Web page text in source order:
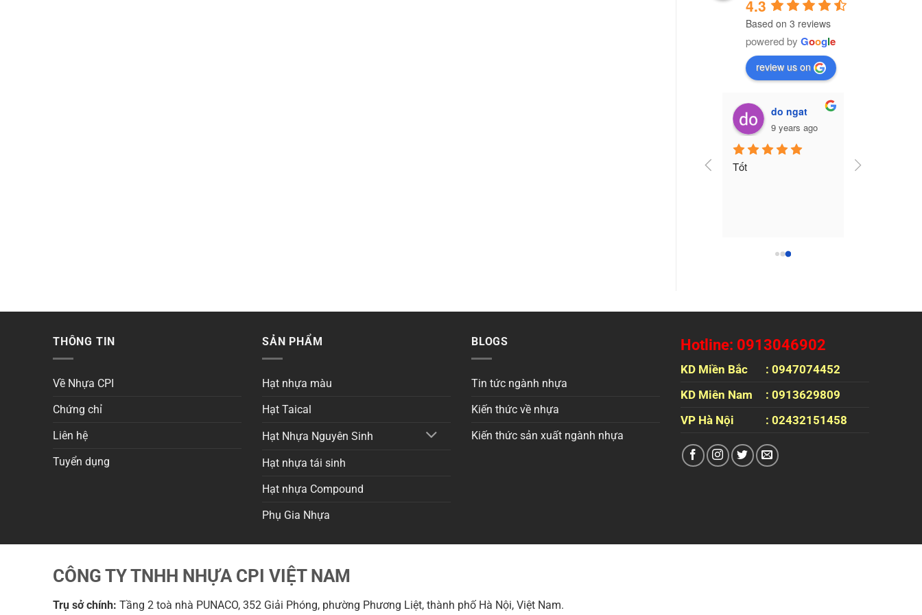
4.3
Based on 3 reviews
powered by Google
review us on
Công ty nhựa CPI Việt
do ngat
9 years ago
Tốt
THÔNG TIN
Về Nhựa CPI
Chứng chỉ
Liên hệ
Tuyển dụng
SẢN PHẨM
Hạt nhựa màu
Hạt Taical
Hạt Nhựa Nguyên Sinh
Hạt nhựa tái sinh
Hạt nhựa Compound
Phụ Gia Nhựa
BLOGS
Tin tức ngành nhựa
Kiến thức về nhựa
Kiến thức sản xuất ngành nhựa
Hotline: 0913046902
KD Miền Bắc
: 0947074452
KD Miên Nam
: 0913629809
VP Hà Nội
: 02432151458
CÔNG TY TNHH NHỰA CPI VIỆT NAM
Trụ sở chính: Tầng 2 toà nhà PUNACO, 352 Giải Phóng, phường Phương Liệt, thành phố Hà Nội, Việt Nam.